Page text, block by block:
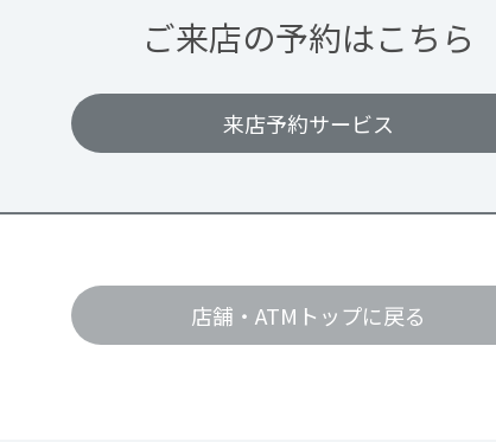
ご来店の予約はこちら
来店予約サービス
店舗・ATMトップに戻る